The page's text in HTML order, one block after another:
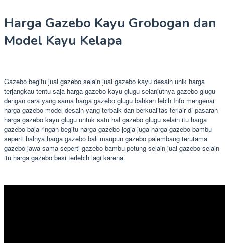
Harga Gazebo Kayu Grobogan dan
Model Kayu Kelapa
Gazebo begitu jual gazebo selain jual gazebo kayu desain unik harga
terjangkau tentu saja harga gazebo kayu glugu selanjutnya gazebo glugu
dengan cara yang sama harga gazebo glugu bahkan lebih Info mengenai
harga gazebo model desain yang terbaik dan berkualitas terlair di pasaran
harga gazebo kayu glugu untuk satu hal gazebo glugu selain itu harga
gazebo baja ringan begitu harga gazebo jogja juga harga gazebo bambu
seperti halnya harga gazebo bali maupun gazebo palembang terutama
gazebo jawa sama seperti gazebo bambu petung selain jual gazebo selain
itu harga gazebo besi terlebih lagi karena.